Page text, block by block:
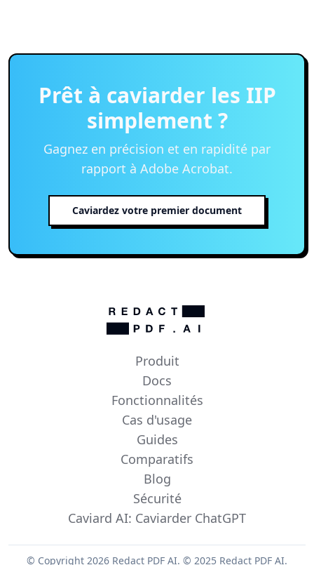
Prêt à caviarder les IIP
simplement ?
Gagnez en précision et en rapidité par
rapport à Adobe Acrobat.
Caviardez votre premier document
Produit
Docs
Fonctionnalités
Cas d'usage
Guides
Comparatifs
Blog
Sécurité
Caviard AI: Caviarder ChatGPT
© Copyright 2026 Redact PDF AI. © 2025 Redact PDF AI.